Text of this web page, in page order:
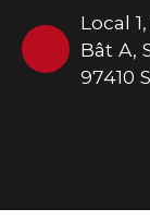
Local
Bât A,
97410